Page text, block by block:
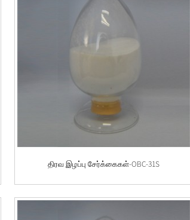
திரவ இழப்பு சேர்க்கைகள்-OBC-31S